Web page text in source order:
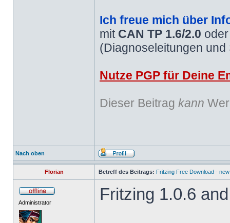
Ich freue mich über
mit CAN TP 1.6/2.0
(Diagnoseleitungen
Nutze PGP für Deine
Dieser Beitrag kann
Nach oben
Florian Betreff des Beitrags: Fritzing Free Download -
Administrator Fritzing 1.0.6